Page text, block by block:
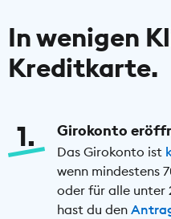
In wenigen
Kreditkarte.
1 Girokonto
Das Girokonto ist
wenn mindestens
oder für alle unter
hast du den